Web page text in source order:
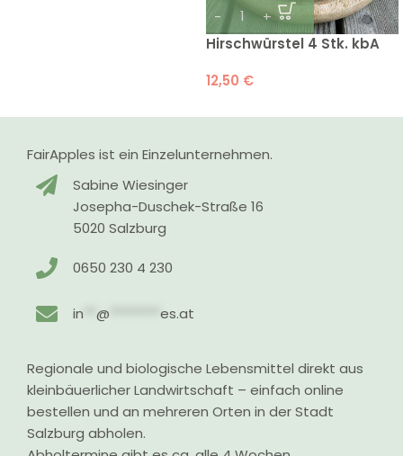
Hirschwürstel 4 Stk. kbA
12,50 €
FairApples ist ein Einzelunternehmen.
Sabine Wiesinger
Josepha-Duschek-Straße 16
5020 Salzburg
0650 230 4 230
in **@ ********es.at
Regionale und biologische Lebensmittel direkt aus
kleinbäuerlicher Landwirtschaft – einfach online
bestellen und an mehreren Orten in der Stadt
Salzburg abholen.